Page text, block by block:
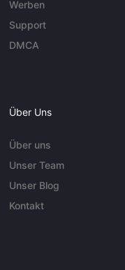
Werben
Support
DMCA
Über Uns
Über uns
Unser Team
Unser Blog
Kontakt